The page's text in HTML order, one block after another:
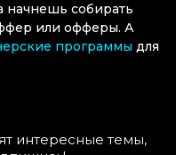
начнешь собирать
или офферы. А
программы для
интересные темы,